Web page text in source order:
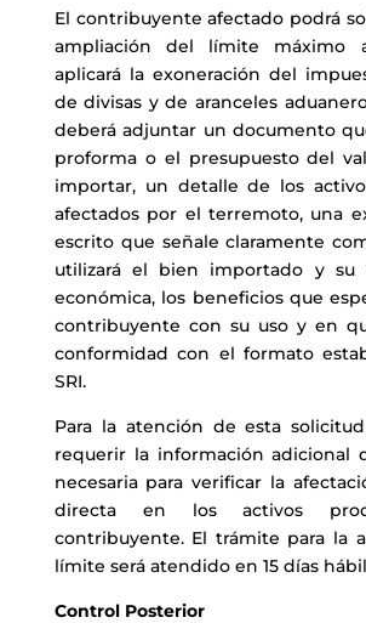
El contribuyente afectado podrá
ampliación del límite máximo
aplicará la exoneración del
de divisas y de aranceles
deberá adjuntar un documento
proforma o el presupuesto del
importar, un detalle de los
afectados por el terremoto, una
escrito que señale claramente
utilizará el bien importado y su
económica, los beneficios que
contribuyente con su uso y en
conformidad con el formato
SRI.
Para la atención de esta
requerir la información adicional
necesaria para verificar la
directa en los activos
contribuyente. El trámite para la
límite será atendido en 15 días
Control Posterior